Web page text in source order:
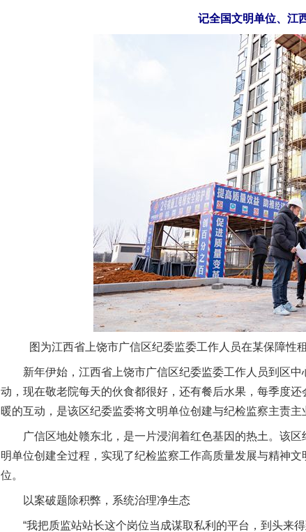
记全国文明单位、江
图为江西省上饶市广信区纪委监委工作人员在某保障性
新年伊始，江西省上饶市广信区纪委监委工作人员到区中
动，现在敬老院每天的伙食都很好，还有餐后水果，每季度
暖的互动，是该区纪委监委将文明单位创建与纪检监察主责
广信区地处赣东北，是一片浸润着红色基因的热土。该区
明单位创建全过程，实现了纪检监察工作高质量发展与精神
位。
以案破题除积弊，系统治理净生态
“我把质监站站长这个岗位当成谋取私利的平台，到头来得